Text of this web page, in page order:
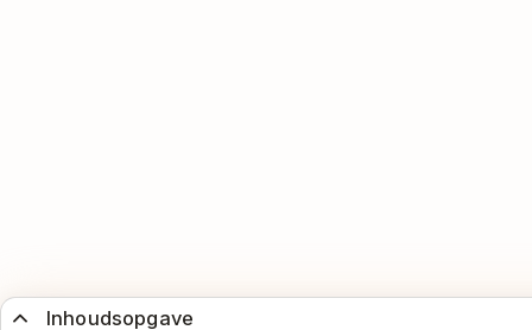
Inhoudsopgave